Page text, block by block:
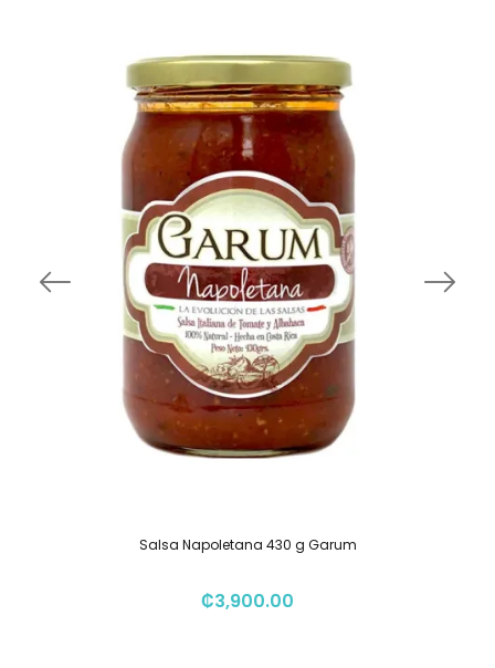
Salsa Napoletana 430 g Garum
₡3,900.00